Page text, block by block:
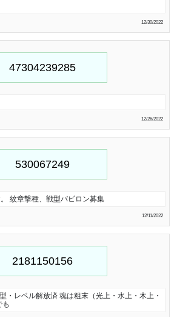
12/30/2022
12/26/2022
紋章撃種、戦型バビロン募集
12/11/2022
・レベル解放済 魂は粗末（光上・水上・木上・
も